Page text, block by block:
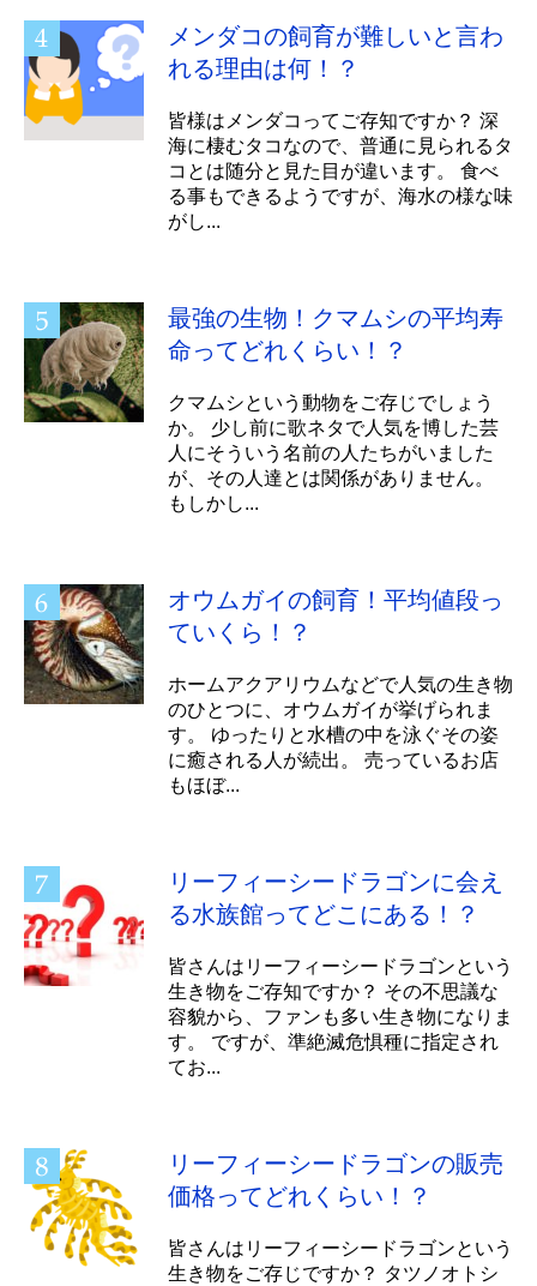
メンダコの飼育が難しいと言わ
れる理由は何！？
皆様はメンダコってご存知ですか？ 深
海に棲むタコなので、普通に見られるタ
コとは随分と見た目が違います。 食べ
る事もできるようですが、海水の様な味
がし...
最強の生物！クマムシの平均寿
命ってどれくらい！？
クマムシという動物をご存じでしょう
か。 少し前に歌ネタで人気を博した芸
人にそういう名前の人たちがいました
が、その人達とは関係がありません。
もしかし...
オウムガイの飼育！平均値段っ
ていくら！？
ホームアクアリウムなどで人気の生き物
のひとつに、オウムガイが挙げられま
す。 ゆったりと水槽の中を泳ぐその姿
に癒される人が続出。 売っているお店
もほぼ...
リーフィーシードラゴンに会え
る水族館ってどこにある！？
皆さんはリーフィーシードラゴンという
生き物をご存知ですか？ その不思議な
容貌から、ファンも多い生き物になりま
す。 ですが、準絶滅危惧種に指定され
てお...
リーフィーシードラゴンの販売
価格ってどれくらい！？
皆さんはリーフィーシードラゴンという
生き物をご存じですか？ タツノオトシ